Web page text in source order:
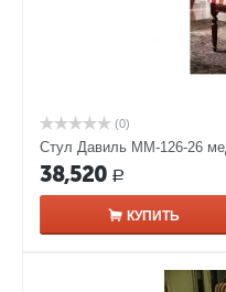
(0)
Стул Давиль ММ-126-26
38,520 Р
КУПИТЬ